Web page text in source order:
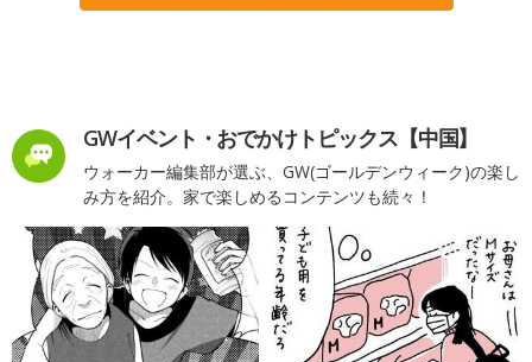
GWイベント・おでかけトピックス【中国】
ウォーカー編集部が選ぶ、GW(ゴールデンウィーク)の楽し
み方を紹介。家で楽しめるコンテンツも続々！